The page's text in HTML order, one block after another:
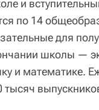
и
по 14
для
школы —
и математике.
тысяч